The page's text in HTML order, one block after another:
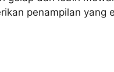
penampilan yang